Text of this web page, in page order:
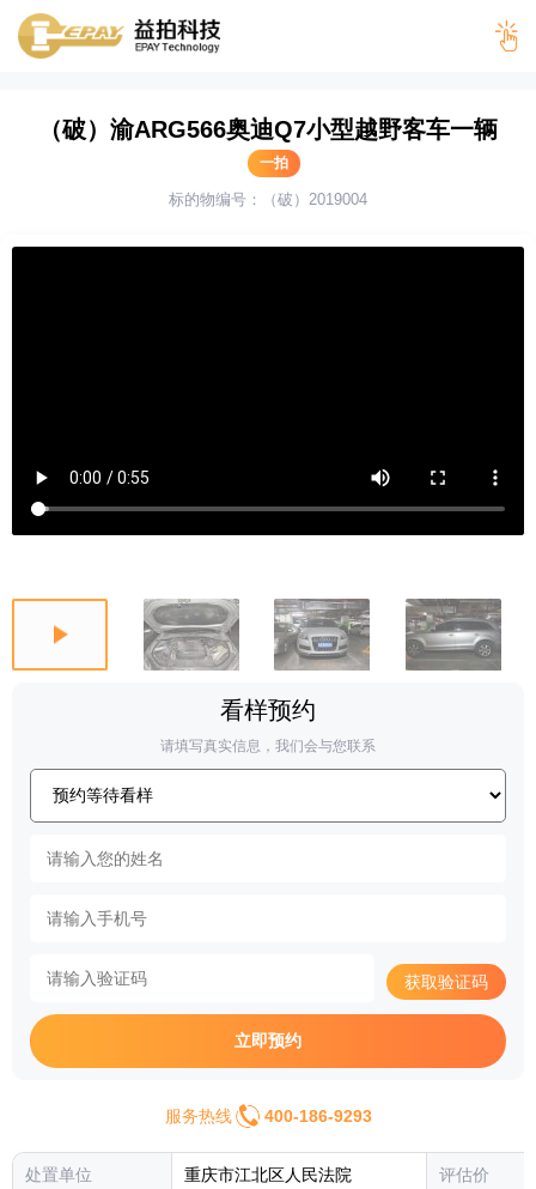
（破）渝ARG566奥迪Q7小型越野客车一辆
一拍
标的物编号：（破）2019004
看样预约
请填写真实信息，我们会与您联系
获取验证码
立即预约
服务热线 400-186-9293
处置单位 重庆市江北区人民法院 评估价